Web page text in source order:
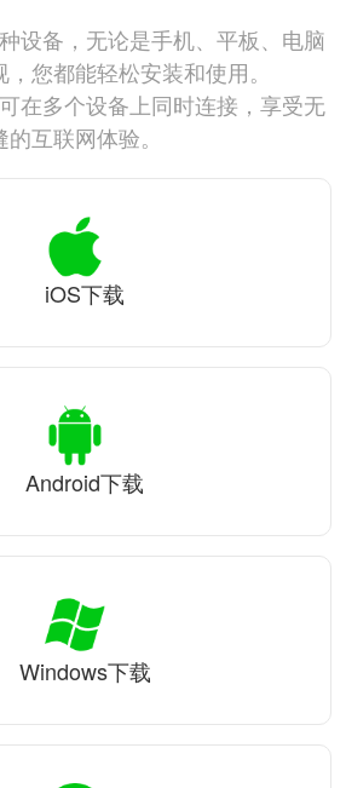
设备，无论是手机、平板、电脑
您都能轻松安装和使用。
在多个设备上同时连接，享受无
的互联网体验。
iOS下载
Android下载
Windows下载